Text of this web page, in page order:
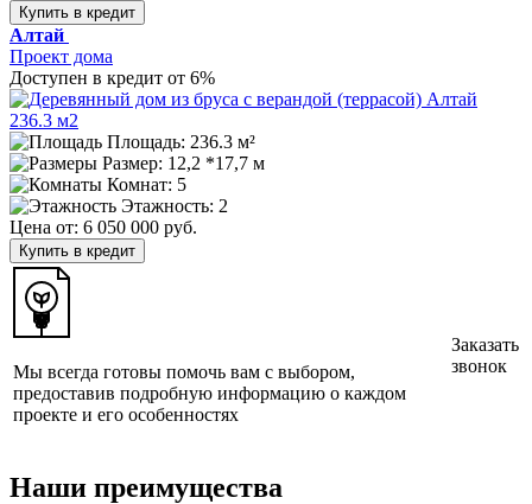
Купить в кредит
Алтай
Проект дома
Доступен в кредит от 6%
Площадь: 236.3 м²
Размер: 12,2 *17,7 м
Комнат: 5
Этажность: 2
Цена от: 6 050 000 руб.
Купить в кредит
Мы всегда готовы помочь вам с выбором,
предоставив подробную информацию о каждом
проекте и его особенностях
Заказать
звонок
Наши преимущества